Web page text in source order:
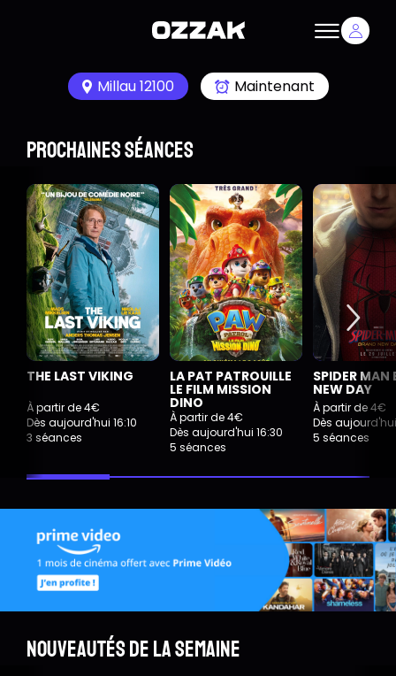
Millau 12100 Maintenant
Prochaines séances
THE LAST VIKING
À partir de 4€
Dès aujourd'hui 16:10
3 séances
LA PAT PATROUILLE
LE FILM MISSION
DINO
À partir de 4€
Dès aujourd'hui 16:30
5 séances
SPIDER MAN
NEW DAY
À partir de 4€
Dès aujourd'hui
5 séances
Nouveautés de la semaine